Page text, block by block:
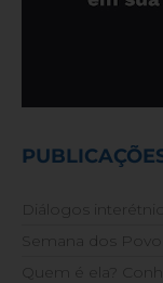
Diálogos
Semana dos
Quem é ela?